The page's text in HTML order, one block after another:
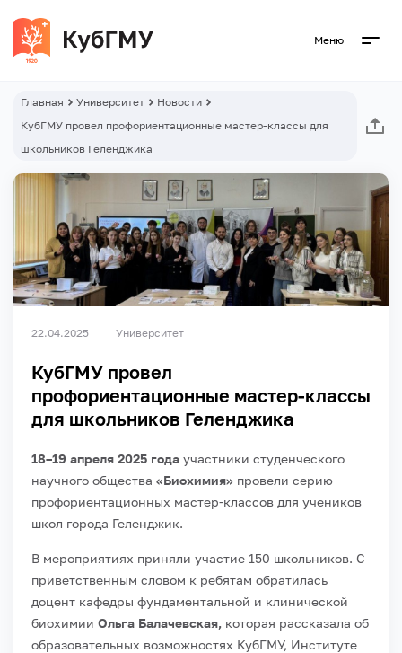
Меню
Главная Университет
Новости
КубГМУ провел профориентационные мастер-классы для
школьников Геленджика
22.04.2025 Университет
КубГМУ провел
профориентационные мастер-классы
для школьников Геленджика
18–19 апреля 2025 года участники студенческого
научного общества «Биохимия» провели серию
профориентационных мастер-классов для учеников
школ города Геленджик.
В мероприятиях приняли участие 150 школьников. С
приветственным словом к ребятам обратилась
доцент кафедры фундаментальной и клинической
биохимии Ольга Балачевская, которая рассказала об
образовательных возможностях КубГМУ, Институте